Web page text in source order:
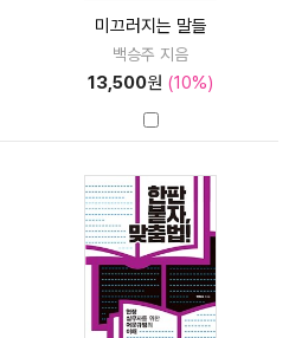
미끄러지는 말들
백승주 지음
13,500원 (10%)